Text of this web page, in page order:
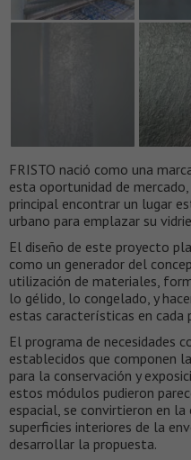
FRISTO nació como una
esta oportunidad de
principal encontrar un lugar
urbano para emplazar su
El diseño de este proyecto
como un generador del
utilización de materiales,
lo gélido, lo congelado, y
estas características en cada
El programa de necesidades
establecidos que componen
para la conservación y
estos módulos pudieron
espacial, se convirtieron en
superficies interiores de la
desarrollar la propuesta.